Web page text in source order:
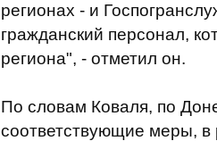
регионах - и
гражданский персонал,
региона", - отметил он.
По словам Коваля, по
соответствующие меры, в